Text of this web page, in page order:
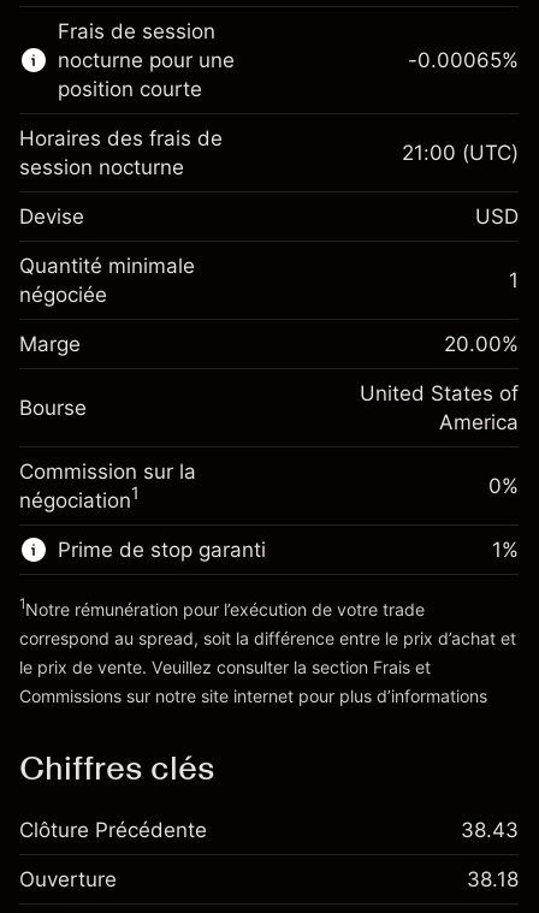
CFD
Knock-outs
Marge. Votre
investissement
$1,000.00
Ajustement des fonds de
overnight
(-$1.08)
Taille de la position avec effet de levier
~$5,000.00
$4,000.00
Vers la plateforme
Frais de session
nocturne pour une
position courte
Marge. Votre
investissement
Ajustement des fonds
Frais sur la valeur totale de la
position
-0.000654
%
(-$0.03)
Taille de la position avec effet de levier
~$5,000.00
Valeur nominale avec effet de levier
Vers la plateforme
-0.00065%
Horaires des frais de
session nocturne
21:00 (UTC)
Devise USD
Quantité minimale
négociée
1
Marge 20.00%
Bourse
United States of
America
Commission sur la
négociation1 0%
Prime de stop garanti
'Tarifs et Frais
1%
1Notre rémunération pour l’exécution de votre trade
correspond au spread, soit la différence entre le prix d’achat et
le prix de vente. Veuillez consulter la section Frais et
Commissions sur notre site internet pour plus d’informations
Chiffres clés
Clôture Précédente 38.43
Ouverture 38.18